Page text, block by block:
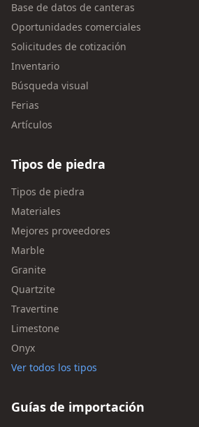
Base de datos de canteras
Oportunidades comerciales
Solicitudes de cotización
Inventario
Búsqueda visual
Ferias
Artículos
Tipos de piedra
Tipos de piedra
Materiales
Mejores proveedores
Marble
Granite
Quartzite
Travertine
Limestone
Onyx
Ver todos los tipos
Guías de importación